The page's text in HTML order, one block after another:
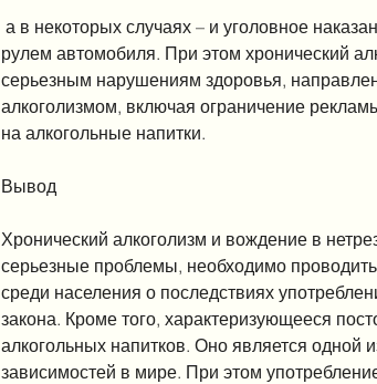
рулем автомобиля. При этом хронический
серьезным нарушениям здоровья,
алкоголизмом, включая ограничение
на алкогольные напитки.
Вывод
Хронический алкоголизм и вождение в
серьезные проблемы, необходимо
среди населения о последствиях
закона. Кроме того, характеризующееся
алкогольных напитков. Оно является одной
зависимостей в мире. При этом